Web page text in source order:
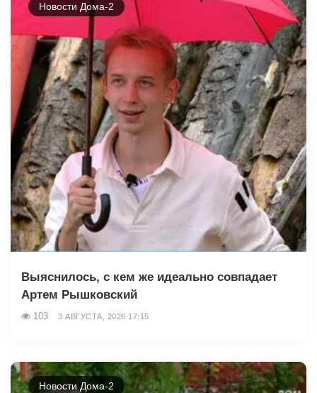
Новости Дома-2
Выяснилось, с кем же идеально совпадает
Артем Рышковский
103 3 АВГУСТА, 2026 17:15
Новости Дома-2